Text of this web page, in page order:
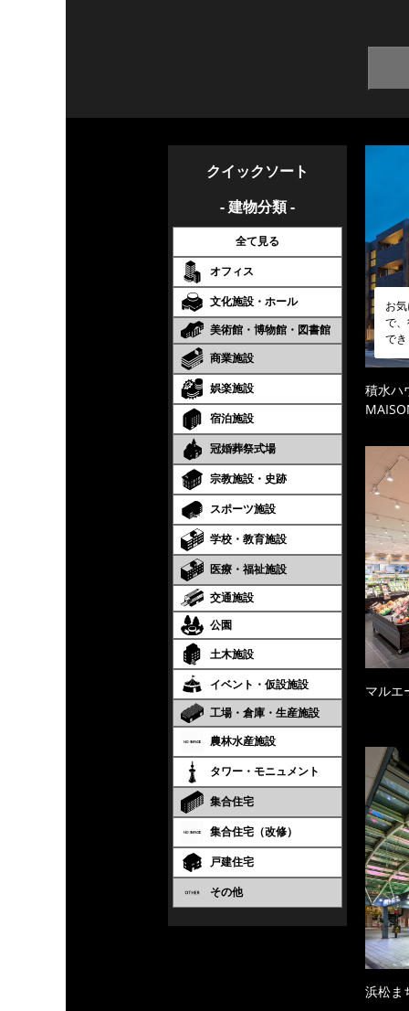
クイックソート
- 建物分類 -
全て見る
オフィス
文化施設・ホール
美術館・博物館・図書館
商業施設
娯楽施設
宿泊施設
冠婚葬祭式場
宗教施設・史跡
スポーツ施設
学校・教育施設
医療・福祉施設
交通施設
公園
土木施設
イベント・仮設施設
工場・倉庫・生産施設
農林水産施設
タワー・モニュメント
集合住宅
集合住宅（改修）
戸建住宅
その他
お
で
で
積水
マルエ
浜松ま